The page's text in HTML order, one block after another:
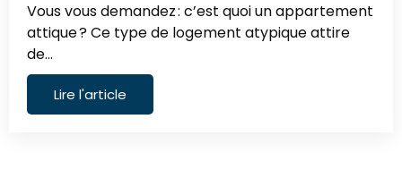
Vous vous demandez : c’est quoi un appartement
attique ? Ce type de logement atypique attire
de…
Lire l'article